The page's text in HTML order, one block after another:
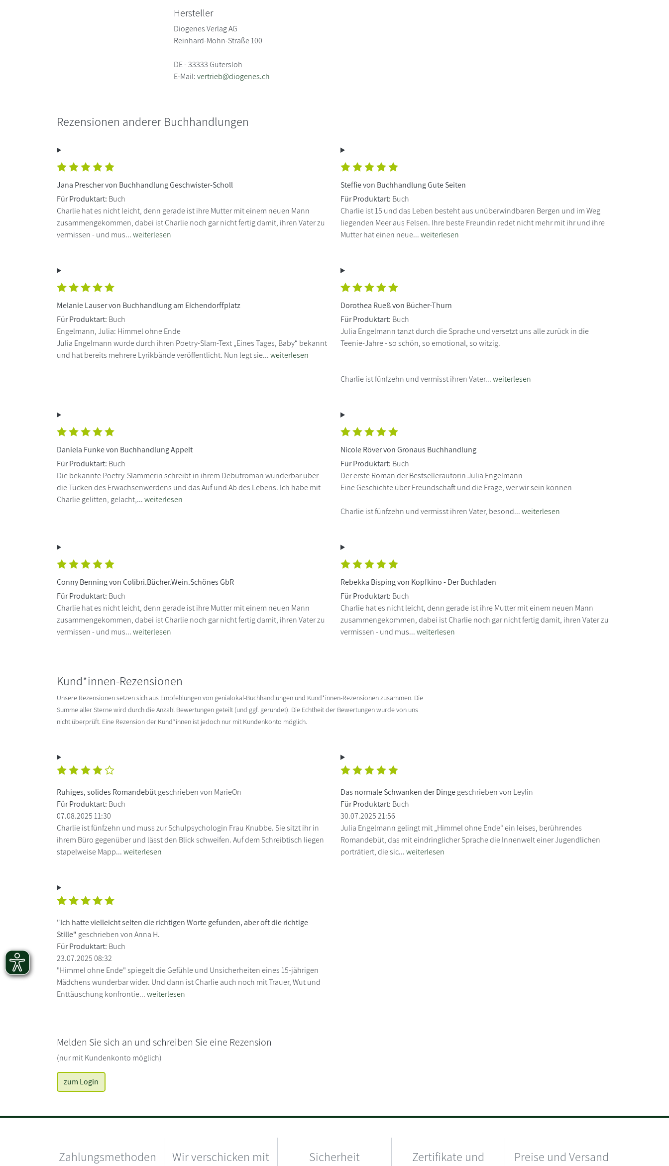
Hersteller
Diogenes Verlag AG
Reinhard-Mohn-Straße 100
DE - 33333 Gütersloh
E-Mail:vertrieb@diogenes.ch
Rezensionen anderer Buchhandlungen
Jana Prescher von Buchhandlung Geschwister-Scholl
Für Produktart: Buch
Charlie hat es nicht leicht, denn gerade ist ihre Mutter mit einem neuen Mann
zusammengekommen, dabei ist Charlie noch gar nicht fertig damit, ihren Vater zu
vermissen - und mus...weiterlesen
Steffie von Buchhandlung Gute Seiten
Für Produktart: Buch
Charlie ist 15 und das Leben besteht aus unüberwindbaren Bergen und im Weg
liegenden Meer aus Felsen. Ihre beste Freundin redet nicht mehr mit ihr und ihre
Mutter hat einen neue...weiterlesen
Melanie Lauser von Buchhandlung am Eichendorffplatz
Für Produktart: Buch
Engelmann, Julia: Himmel ohne Ende
Julia Engelmann wurde durch ihren Poetry-Slam-Text „Eines Tages, Baby“ bekannt
und hat bereits mehrere Lyrikbände veröffentlicht. Nun legt sie...weiterlesen
Dorothea Rueß von Bücher-Thurn
Für Produktart: Buch
Julia Engelmann tanzt durch die Sprache und versetzt uns alle zurück in die
Teenie-Jahre - so schön, so emotional, so witzig.
Charlie ist fünfzehn und vermisst ihren Vater...weiterlesen
Daniela Funke von Buchhandlung Appelt
Für Produktart: Buch
Die bekannte Poetry-Slammerin schreibt in ihrem Debütroman wunderbar über
die Tücken des Erwachsenwerdens und das Auf und Ab des Lebens. Ich habe mit
Charlie gelitten, gelacht,...weiterlesen
Nicole Röver von Gronaus Buchhandlung
Für Produktart: Buch
Der erste Roman der Bestsellerautorin Julia Engelmann
Eine Geschichte über Freundschaft und die Frage, wer wir sein können
Charlie ist fünfzehn und vermisst ihren Vater, besond...weiterlesen
Conny Benning von Colibri.Bücher.Wein.Schönes GbR
Für Produktart: Buch
Charlie hat es nicht leicht, denn gerade ist ihre Mutter mit einem neuen Mann
zusammengekommen, dabei ist Charlie noch gar nicht fertig damit, ihren Vater zu
vermissen - und mus...weiterlesen
Rebekka Bisping von Kopfkino - Der Buchladen
Für Produktart: Buch
Charlie hat es nicht leicht, denn gerade ist ihre Mutter mit einem neuen Mann
zusammengekommen, dabei ist Charlie noch gar nicht fertig damit, ihren Vater zu
vermissen - und mus...weiterlesen
Kund*innen-Rezensionen
Unsere Rezensionen setzen sich aus Empfehlungen von genialokal-Buchhandlungen und Kund*innen-Rezensionen zusammen. Die
Summe aller Sterne wird durch die Anzahl Bewertungen geteilt (und ggf. gerundet). Die Echtheit der Bewertungen wurde von uns
nicht überprüft. Eine Rezension der Kund*innen ist jedoch nur mit Kundenkonto möglich.
Ruhiges, solides Romandebütgeschrieben von MarieOn
Für Produktart: Buch
07.08.2025 11:30
Charlie ist fünfzehn und muss zur Schulpsychologin Frau Knubbe. Sie sitzt ihr in
ihrem Büro gegenüber und lässt den Blick schweifen. Auf dem Schreibtisch liegen
stapelweise Mapp...weiterlesen
Das normale Schwanken der Dingegeschrieben von Leylin
Für Produktart: Buch
30.07.2025 21:56
Julia Engelmann gelingt mit „Himmel ohne Ende“ ein leises, berührendes
Romandebüt, das mit eindringlicher Sprache die Innenwelt einer Jugendlichen
porträtiert, die sic...weiterlesen
"Ich hatte vielleicht selten die richtigen Worte gefunden, aber oft die richtige
Stille" geschrieben von Anna H.
Für Produktart: Buch
23.07.2025 08:32
"Himmel ohne Ende" spiegelt die Gefühle und Unsicherheiten eines 15-jährigen
Mädchens wunderbar wider. Und dann ist Charlie auch noch mit Trauer, Wut und
Enttäuschung konfrontie...weiterlesen
Melden Sie sich an und schreiben Sie eine Rezension
(nur mit Kundenkonto möglich)
zum Login
Zahlungsmethoden Wir verschicken mit Sicherheit
Zertifikate und
Preise und Versand